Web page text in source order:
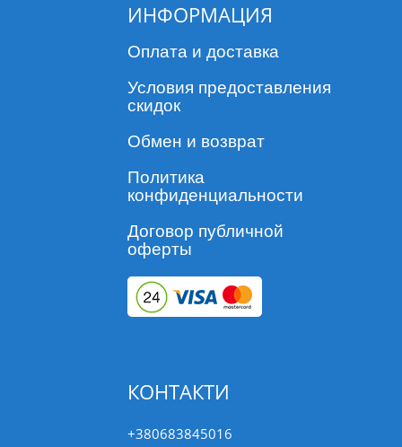
ИНФОРМАЦИЯ
Оплата и доставка
Условия предоставления
скидок
Обмен и возврат
Политика
конфиденциальности
Договор публичной
оферты
КОНТАКТИ
+380683845016